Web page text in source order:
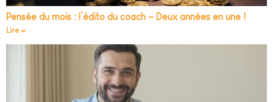
Pensée du mois : l’édito du coach – Deux années en une !
Lire »